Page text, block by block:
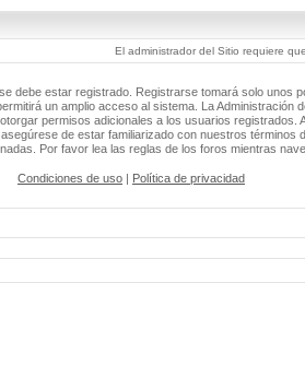
El administrador del Sitio requiere
debe estar registrado. Registrarse tomará solo unos
un amplio acceso al sistema. La Administración
permisos adicionales a los usuarios registrados.
de estar familiarizado con nuestros términos
Por favor lea las reglas de los foros mientras
Condiciones de uso | Política de privacidad